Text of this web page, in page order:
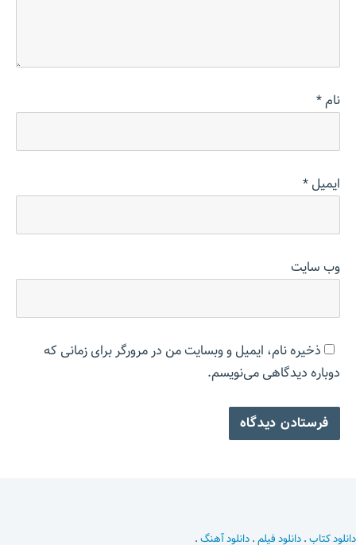
نام*
ایمیل*
وب‌ سایت
ذخیره نام، ایمیل و وبسایت من در مرورگر برای زمانی که
دوباره دیدگاهی می‌نویسم.
دانلود کتاب.دانلود فیلم.دانلود آهنگ.